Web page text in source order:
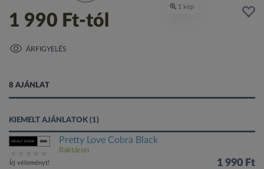
1 990 Ft-tól
ÁRFIGYELÉS
8 AJÁNLAT
KIEMELT AJÁNLATOK (1)
Írj véleményt!
Pretty Love Cobra Black
Raktáron
1 990 Ft